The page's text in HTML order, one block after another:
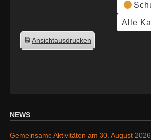
Alle
Ansichtausdrucken
NEWS
Gemeinsame Aktivitäten am 30. August 2026